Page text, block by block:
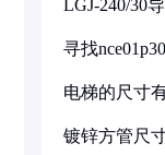
LGJ-240/30
寻找
电梯的尺寸
镀锌方管尺